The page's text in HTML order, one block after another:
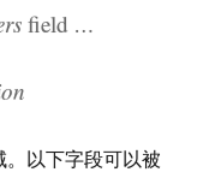
field …
。以下字段可以被